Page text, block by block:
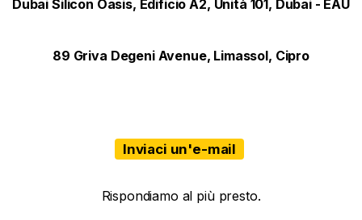
Dubai Silicon Oasis, Edificio A2, Unità 101, Dubai - EAU
89 Griva Degeni Avenue, Limassol, Cipro
Inviaci un'e-mail
Rispondiamo al più presto.